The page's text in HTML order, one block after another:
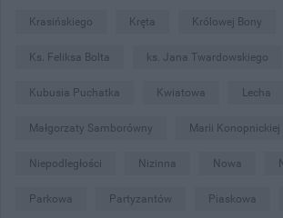
Krasińskiego Kręta Królowej Bony
Ks. Feliksa Bolta ks. Jana Twardowskiego
Kubusia Puchatka Kwiatowa Lecha
Małgorzaty Samborówny Marii Konopnickiej
Niepodległości Nizinna Nowa
Parkowa Partyzantów Piaskowa